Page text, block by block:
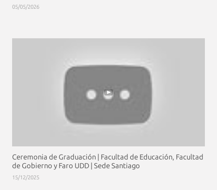
05/05/2026
Ceremonia de Graduación | Facultad de Educación, Facultad
de Gobierno y Faro UDD | Sede Santiago
15/12/2025